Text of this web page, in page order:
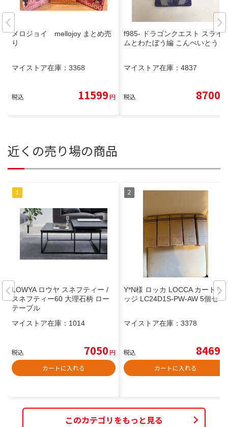
メロジョイ mellojoy まとめ売
り
マイストア在庫： 3368
税込 11599円
f985- ドラゴンクエスト スライ
ムとわたぼう編 こんぺいとう
マイストア在庫： 4837
税込 8700
近くの売り場の商品
LOWYA ロウヤ スネフティー /
スネフティー60 大理石柄 ロー
テーブル
マイストア在庫： 1014
税込 7050円
カートに入れる
Y*N様 ロッカ LOCCA カートリ
ッジ LC24D1S-PW-AW 5個セッ
マイストア在庫： 3378
税込 8469
カートに入れる
このカテゴリをもっと見る